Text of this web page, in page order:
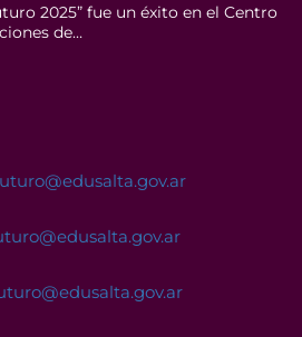
2025” fue un éxito en el Centro
de…